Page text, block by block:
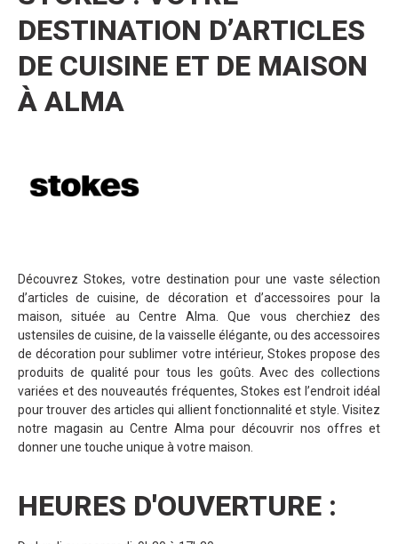
DESTINATION D’ARTICLES
DE CUISINE ET DE MAISON
À ALMA
Découvrez Stokes, votre destination pour une vaste sélection
d’articles de cuisine, de décoration et d’accessoires pour la
maison, située au Centre Alma. Que vous cherchiez des
ustensiles de cuisine, de la vaisselle élégante, ou des accessoires
de décoration pour sublimer votre intérieur, Stokes propose des
produits de qualité pour tous les goûts. Avec des collections
variées et des nouveautés fréquentes, Stokes est l’endroit idéal
pour trouver des articles qui allient fonctionnalité et style. Visitez
notre magasin au Centre Alma pour découvrir nos offres et
donner une touche unique à votre maison.
HEURES D'OUVERTURE :